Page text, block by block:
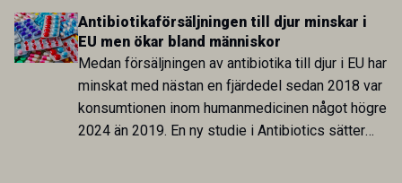
SLU undersöks nu varför problemen uppstår och
om ökad aktivitet redan som smågris kan stärka
djuren inför livet utomhus.
Antibiotikaförsäljningen till djur minskar i
EU men ökar bland människor
Medan försäljningen av antibiotika till djur i EU har
minskat med nästan en fjärdedel sedan 2018 var
konsumtionen inom humanmedicinen något högre
2024 än 2019. En ny studie i Antibiotics sätter